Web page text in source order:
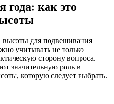
года: как это
высоты для подвешивания
учитывать не только
сторону вопроса.
значительную роль в
которую следует выбрать.